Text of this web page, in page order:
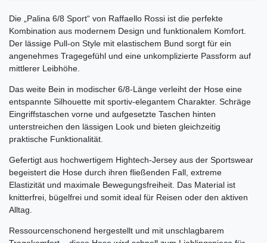
Die „Palina 6/8 Sport“ von Raffaello Rossi ist die perfekte
Kombination aus modernem Design und funktionalem Komfort.
Der lässige Pull-on Style mit elastischem Bund sorgt für ein
angenehmes Tragegefühl und eine unkomplizierte Passform auf
mittlerer Leibhöhe.
Das weite Bein in modischer 6/8-Länge verleiht der Hose eine
entspannte Silhouette mit sportiv-elegantem Charakter. Schräge
Eingriffstaschen vorne und aufgesetzte Taschen hinten
unterstreichen den lässigen Look und bieten gleichzeitig
praktische Funktionalität.
Gefertigt aus hochwertigem Hightech-Jersey aus der Sportswear
begeistert die Hose durch ihren fließenden Fall, extreme
Elastizität und maximale Bewegungsfreiheit. Das Material ist
knitterfrei, bügelfrei und somit ideal für Reisen oder den aktiven
Alltag.
Ressourcenschonend hergestellt und mit unschlagbarem